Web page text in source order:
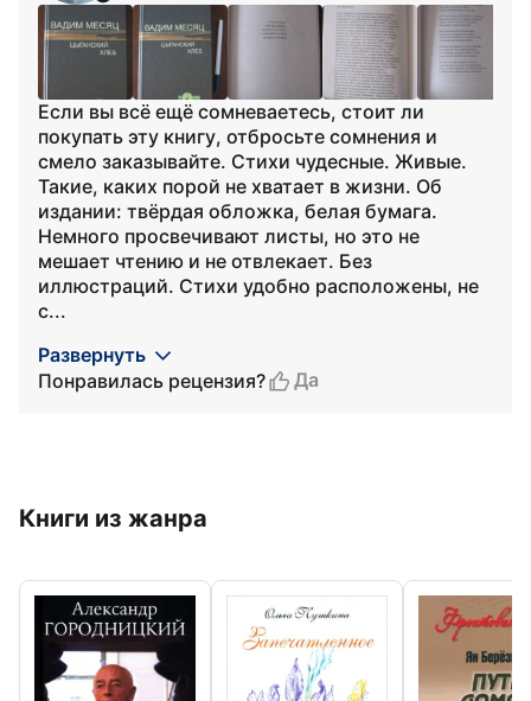
Если вы всё ещё сомневаетесь, стоит ли
покупать эту книгу, отбросьте сомнения и
смело заказывайте. Стихи чудесные. Живые.
Такие, каких порой не хватает в жизни. Об
издании: твёрдая обложка, белая бумага.
Немного просвечивают листы, но это не
мешает чтению и не отвлекает. Без
иллюстраций. Стихи удобно расположены, не
с...
Развернуть
Понравилась рецензия?
Да
Книги из жанра